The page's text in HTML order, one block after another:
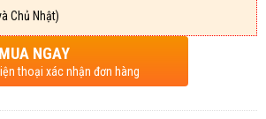
Chủ Nhật)
MUA NGAY
thoại xác nhận đơn hàng